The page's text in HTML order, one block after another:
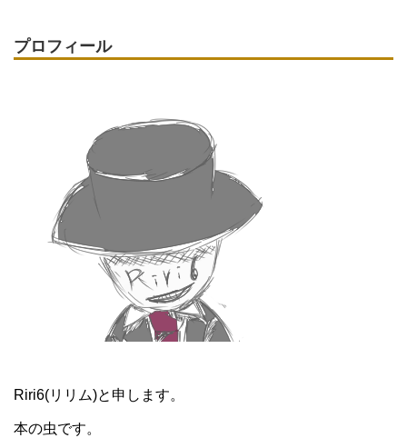
プロフィール
Riri6(リリム)と申します。
本の虫です。